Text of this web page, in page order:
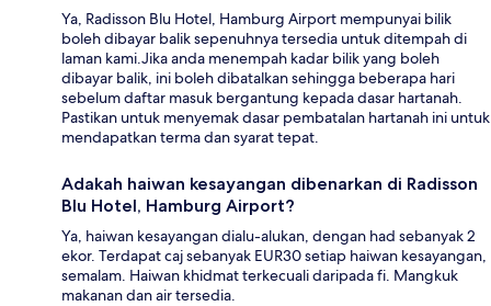
Ya, Radisson Blu Hotel, Hamburg Airport mempunyai bilik
boleh dibayar balik sepenuhnya tersedia untuk ditempah di
laman kami.Jika anda menempah kadar bilik yang boleh
dibayar balik, ini boleh dibatalkan sehingga beberapa hari
sebelum daftar masuk bergantung kepada dasar hartanah.
Pastikan untuk menyemak dasar pembatalan hartanah ini untuk
mendapatkan terma dan syarat tepat.
Adakah haiwan kesayangan dibenarkan di Radisson
Blu Hotel, Hamburg Airport?
Ya, haiwan kesayangan dialu-alukan, dengan had sebanyak 2
ekor. Terdapat caj sebanyak EUR30 setiap haiwan kesayangan,
semalam. Haiwan khidmat terkecuali daripada fi. Mangkuk
makanan dan air tersedia.